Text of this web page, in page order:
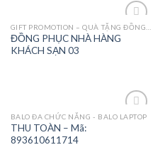
Add to
Wishlist
ĐỒNG PHỤC NHÀ HÀNG
KHÁCH SẠN 03
Add to
BALO ĐA CHỨC NĂNG - BALO LAPTOP
THU TOÀN – Mã:
893610611714